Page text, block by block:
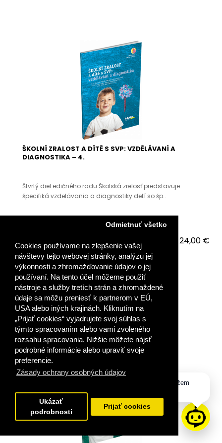
Cookies používame na zlepšenie vašej
návštevy tejto webovej stránky, analýzu jej
výkonnosti a zhromažďovanie údajov o jej
používaní. Na tento účel môžeme použiť
nástroje a služby tretích strán a zhromaždené
údaje sa môžu preniesť k partnerom v EÚ,
USA alebo iných krajinách. Kliknutím na
„Prijať cookies“ vyjadrujete svoj súhlas s
týmto spracovaním alebo vami zvoleného
rozsahu spracovania. Nižšie môžete nájsť
podrobné informácie alebo upraviť svoje
preferencie.
Zásady ochrany osobných údajov
Odmietnuť všetko
Ukázať
podrobnosti
Prijať cookies
ŠKOLNÍ ZRALOST A DÍTĚ S SVP: VZDĚLÁVANÍ A
DIAGNOSTIKA – 4.
Štvrtý diel edičného radu Školská zrelosť predstavuje
špecifiká vzdelávania a diagnostiky detí so šp..
24,00 €
VLOŽIŤ DO KOŠÍKA
PRIDAŤ DO OBĽÚBENÝCH
Dobrý deň, ako vám môžem